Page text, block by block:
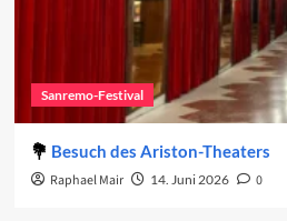
Sanremo-Festival
Besuch des Ariston-Theaters
Raphael Mair 14. Juni 2026 0